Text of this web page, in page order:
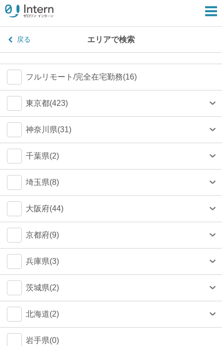
戻る エリアで検索
フルリモート/完全在宅勤務(16)
東京都(423)
港区(79)
渋谷区(75)
新宿区(67)
千代田区(54)
中央区(50)
品川区(30)
豊島区(14)
目黒区(14)
文京区(13)
神奈川県(31)
横浜市(23)
川崎市(4)
鎌倉市(1)
大和市(0)
千葉県(2)
船橋市(0)
千葉市(0)
埼玉県(8)
さいたま市(4)
大阪府(44)
大阪市(39)
豊中市(3)
吹田市(1)
京都府(9)
京都市(9)
兵庫県(3)
神戸市(1)
茨城県(2)
つくば市(1)
北海道(2)
札幌市(1)
岩手県(0)